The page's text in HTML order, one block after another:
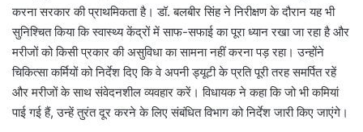
करना सरकार की प्राथमिकता है। डॉ. बलबीर सिंह ने निरीक्षण के दौरान यह भी
सुनिश्चित किया कि स्वास्थ्य केंद्रों में साफ-सफाई का पूरा ध्यान रखा जा रहा है और
मरीजों को किसी प्रकार की असुविधा का सामना नहीं करना पड़ रहा। उन्होंने
चिकित्सा कर्मियों को निर्देश दिए कि वे अपनी ड्यूटी के प्रति पूरी तरह समर्पित रहें
और मरीजों के साथ संवेदनशील व्यवहार करें। विधायक ने कहा कि जो भी कमियां
पाई गई हैं, उन्हें तुरंत दूर करने के लिए संबंधित विभाग को निर्देश जारी किए जाएंगे।